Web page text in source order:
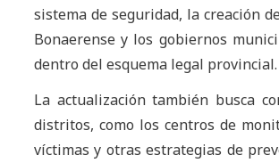
sistema de seguridad, la creación
Bonaerense y los gobiernos
dentro del esquema legal provincial.
La actualización también busca
distritos, como los centros de
víctimas y otras estrategias de